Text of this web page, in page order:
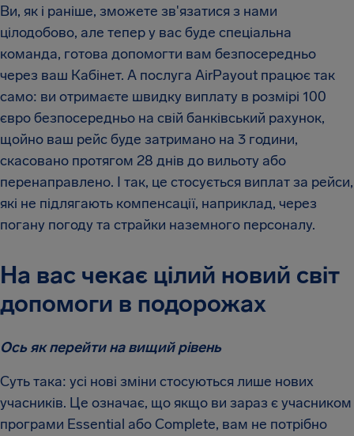
Ви, як і раніше, зможете зв'язатися з нами
цілодобово, але тепер у вас буде спеціальна
команда, готова допомогти вам безпосередньо
через ваш Кабінет. А послуга AirPayout працює так
само: ви отримаєте швидку виплату в розмірі 100
євро безпосередньо на свій банківський рахунок,
щойно ваш рейс буде затримано на 3 години,
скасовано протягом 28 днів до вильоту або
перенаправлено. І так, це стосується виплат за рейси,
які не підлягають компенсації, наприклад, через
погану погоду та страйки наземного персоналу.
На вас чекає цілий новий світ
допомоги в подорожах
Ось як перейти на вищий рівень
Суть така: усі нові зміни стосуються лише нових
учасників. Це означає, що якщо ви зараз є учасником
програми Essential або Complete, вам не потрібно